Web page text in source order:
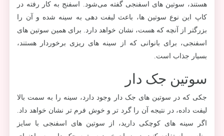
هستند، سوتین های اسفنجی گفته می‌شود. اسفنج به کار رفته در
کاپ این نوع سوتین ها، باعث لیفت دهی به سینه شده و آن را
بزرگتر از آنچه که هست، نشان خواهد دارد. برای همین سوتین های
اسفنجی، برای بانوانی که از سینه های ریزی برخوردار هستند،
بسیار جذاب است.
سوتین جک دار
جکی که در سوتین های جک دار وجود دارد، سینه را به سمت بالا
لیفت داده، در نتیجه آن را گرد تر و خوش فرم تر نشان خواهد داد.
اگر سینه های کوچکی دارید، از سوتین های اسفنجی با سایز